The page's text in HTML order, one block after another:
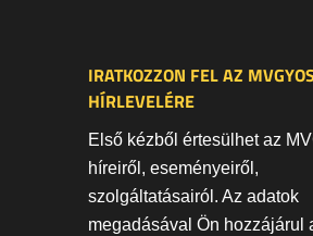
IRATKOZZON FEL AZ
HÍRLEVELÉRE
Első kézből értesülhet az
híreiről, eseményeiről,
szolgáltatásairól. Az adatok
megadásával Ön hozzájárul